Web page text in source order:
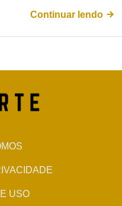
Continuar lendo
USO